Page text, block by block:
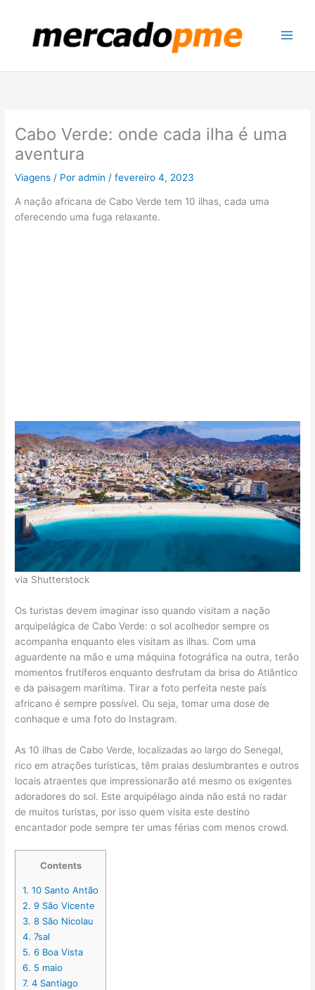
Cabo Verde: onde cada ilha é uma
aventura
Viagens / Poradmin /fevereiro 4, 2023
A nação africana de Cabo Verde tem 10 ilhas, cada uma
oferecendo uma fuga relaxante.
via Shutterstock
Os turistas devem imaginar isso quando visitam a nação
arquipelágica de Cabo Verde: o sol acolhedor sempre os
acompanha enquanto eles visitam as ilhas. Com uma
aguardente na mão e uma máquina fotográfica na outra, terão
momentos frutíferos enquanto desfrutam da brisa do Atlântico
e da paisagem marítima. Tirar a foto perfeita neste país
africano é sempre possível. Ou seja, tomar uma dose de
conhaque e uma foto do Instagram.
As 10 ilhas de Cabo Verde, localizadas ao largo do Senegal,
rico em atrações turísticas, têm praias deslumbrantes e outros
locais atraentes que impressionarão até mesmo os exigentes
adoradores do sol. Este arquipélago ainda não está no radar
de muitos turistas, por isso quem visita este destino
encantador pode sempre ter umas férias com menos crowd.
Contents
1. 10 Santo Antão
2. 9 São Vicente
3. 8 São Nicolau
4. 7sal
5. 6 Boa Vista
6. 5 maio
7. 4 Santiago